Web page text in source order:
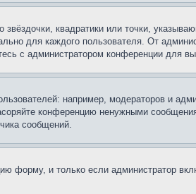
квадратики или точки,
для каждого пользователя. От
с администратором конференции для
например, модераторов и
конференцию ненужными
сообщений.
форму, и только если администратор